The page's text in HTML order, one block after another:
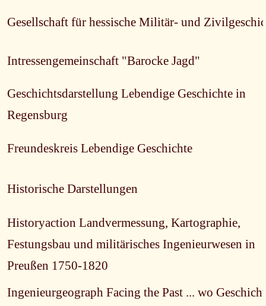
Gesellschaft für hessische Militär- und
Intressengemeinschaft "Barocke Jagd"
Geschichtsdarstellung Lebendige Geschichte in
Regensburg
Freundeskreis Lebendige Geschichte
Historische Darstellungen
Historyaction Landvermessung, Kartographie,
Festungsbau und militärisches Ingenieurwesen in
Preußen 1750-1820
Ingenieurgeograph Facing the Past ... wo